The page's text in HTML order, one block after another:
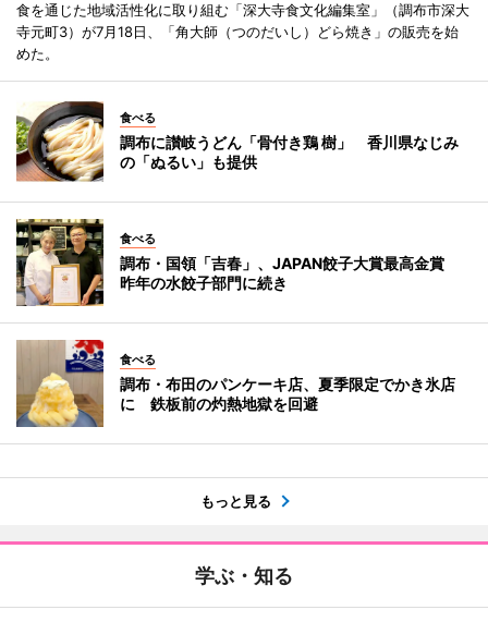
食を通じた地域活性化に取り組む「深大寺食文化編集室」（調布市深大
寺元町3）が7月18日、「角大師（つのだいし）どら焼き」の販売を始
めた。
食べる
調布に讃岐うどん「骨付き鶏 樹」 香川県なじみ
の「ぬるい」も提供
食べる
調布・国領「吉春」、JAPAN餃子大賞最高金賞
昨年の水餃子部門に続き
食べる
調布・布田のパンケーキ店、夏季限定でかき氷店
に 鉄板前の灼熱地獄を回避
もっと見る
学ぶ・知る